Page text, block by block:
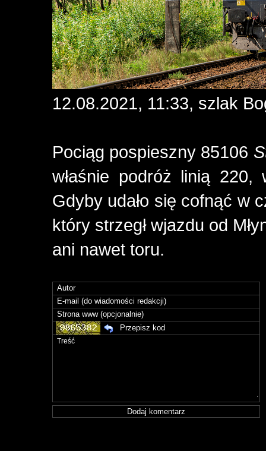
12.08.2021, 11:33, szlak
Pociąg pospieszny 85106
właśnie podróż linią
Gdyby udało się cofnąć w
który strzegł wjazdu od
ani nawet toru.